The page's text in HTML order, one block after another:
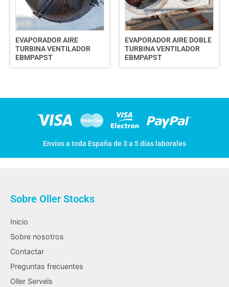
EVAPORADOR AIRE
TURBINA VENTILADOR
EBMPAPST
EVAPORADOR AIRE DOBLE
TURBINA VENTILADOR
EBMPAPST
Envíos a toda España de 3 a 5 días laborales
Sobre Oller Stocks
Inicio
Sobre nosotros
Contactar
Preguntas frecuentes
Oller Serveïs